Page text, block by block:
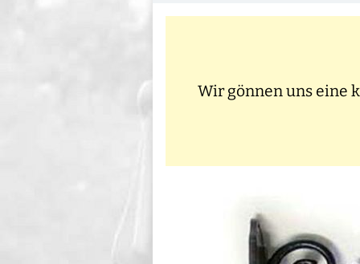
Wir gönnen uns eine